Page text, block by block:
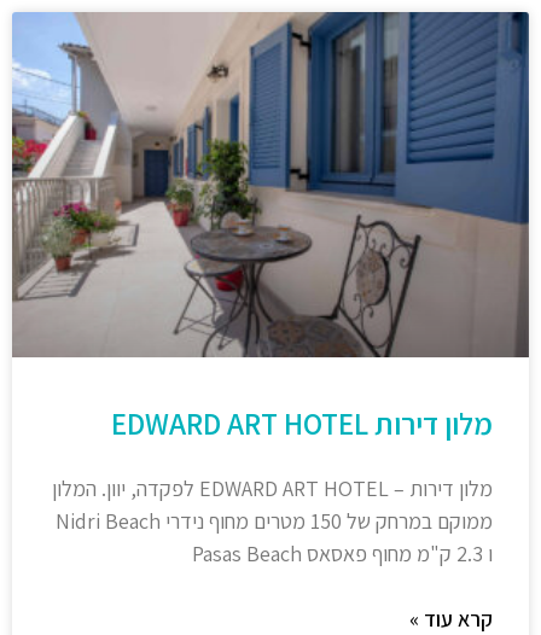
מלון דירות EDWARD ART HOTEL
מלון דירות – EDWARD ART HOTEL לפקדה, יוון. המלון
ממוקם במרחק של 150 מטרים מחוף נידרי Nidri Beach
ו 2.3 ק"מ מחוף פאסאס Pasas Beach
קרא עוד »